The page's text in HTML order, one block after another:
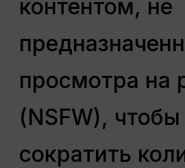
контентом, не
просмотра на
(NSFW), чтобы
сократить